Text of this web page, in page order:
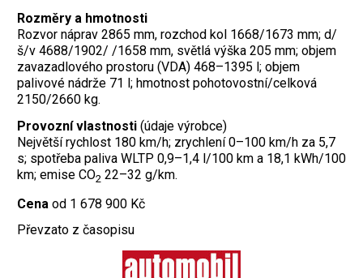
Rozměry a hmotnosti
Rozvor náprav 2865 mm, rozchod kol 1668/1673 mm; d/
š/v 4688/1902/ /1658 mm, světlá výška 205 mm; objem
zavazadlového prostoru (VDA) 468–1395 l; objem
palivové nádrže 71 l; hmotnost pohotovostní/celková
2150/2660 kg.
Provozní vlastnosti (údaje výrobce)
Největší rychlost 180 km/h; zrychlení 0–100 km/h za 5,7
s; spotřeba paliva WLTP 0,9–1,4 l/100 km a 18,1 kWh/100
km; emise CO2 22–32 g/km.
Cena od 1 678 900 Kč
Převzato z časopisu